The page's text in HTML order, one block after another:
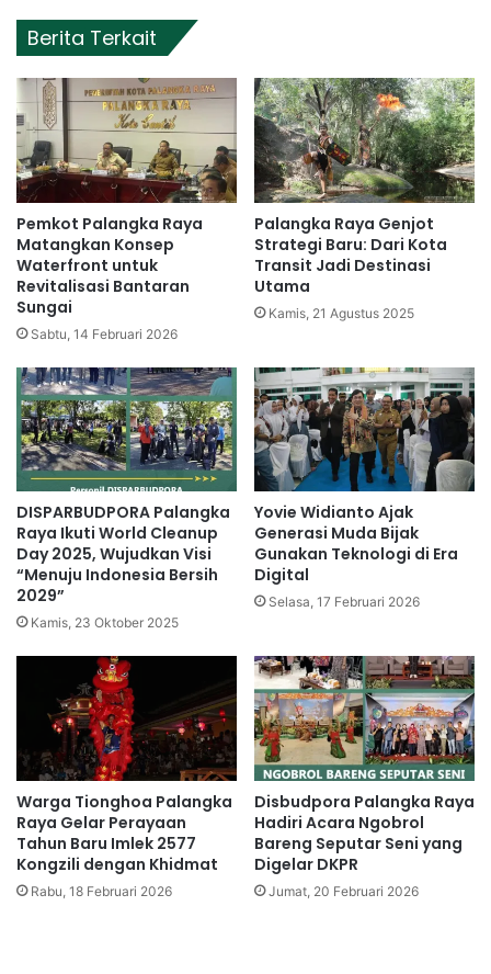
Berita Terkait
Pemkot Palangka Raya
Matangkan Konsep
Waterfront untuk
Revitalisasi Bantaran
Sungai
Sabtu, 14 Februari 2026
Palangka Raya Genjot
Strategi Baru: Dari Kota
Transit Jadi Destinasi
Utama
Kamis, 21 Agustus 2025
DISPARBUDPORA Palangka
Raya Ikuti World Cleanup
Day 2025, Wujudkan Visi
“Menuju Indonesia Bersih
2029”
Kamis, 23 Oktober 2025
Yovie Widianto Ajak
Generasi Muda Bijak
Gunakan Teknologi di Era
Digital
Selasa, 17 Februari 2026
Warga Tionghoa Palangka
Raya Gelar Perayaan
Tahun Baru Imlek 2577
Kongzili dengan Khidmat
Rabu, 18 Februari 2026
Disbudpora Palangka Raya
Hadiri Acara Ngobrol
Bareng Seputar Seni yang
Digelar DKPR
Jumat, 20 Februari 2026